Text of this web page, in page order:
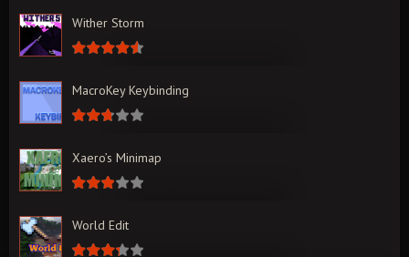
Wither Storm
MacroKey Keybinding
Xaero’s Minimap
World Edit